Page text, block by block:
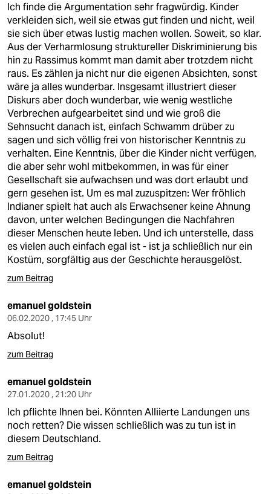
Ich finde die Argumentation sehr fragwürdig. Kinder
verkleiden sich, weil sie etwas gut finden und nicht, weil
sie sich über etwas lustig machen wollen. Soweit, so klar.
Aus der Verharmlosung struktureller Diskriminierung bis
hin zu Rassimus kommt man damit aber trotzdem nicht
raus. Es zählen ja nicht nur die eigenen Absichten, sonst
wäre ja alles wunderbar. Insgesamt illustriert dieser
Diskurs aber doch wunderbar, wie wenig westliche
Verbrechen aufgearbeitet sind und wie groß die
Sehnsucht danach ist, einfach Schwamm drüber zu
sagen und sich völlig frei von historischer Kenntnis zu
verhalten. Eine Kenntnis, über die Kinder nicht verfügen,
die aber sehr wohl mitbekommen, in was für einer
Gesellschaft sie aufwachsen und was dort erlaubt und
gern gesehen ist. Um es mal zuzuspitzen: Wer fröhlich
Indianer spielt hat auch als Erwachsener keine Ahnung
davon, unter welchen Bedingungen die Nachfahren
dieser Menschen heute leben. Und ich unterstelle, dass
es vielen auch einfach egal ist - ist ja schließlich nur ein
Kostüm, sorgfältig aus der Geschichte herausgelöst.
zum Beitrag
emanuel goldstein
06.02.2020 , 17:45 Uhr
Absolut!
zum Beitrag
emanuel goldstein
27.01.2020 , 21:20 Uhr
Ich pflichte Ihnen bei. Könnten Alliierte Landungen uns
noch retten? Die wissen schließlich was zu tun ist in
diesem Deutschland.
zum Beitrag
emanuel goldstein